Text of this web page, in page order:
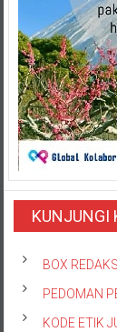
KUNJUNGI
BOX REDAKSI
PEDOMAN
KODE ETIK